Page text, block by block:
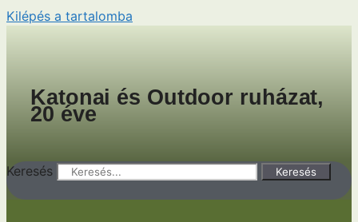
Kilépés a tartalomba
Katonai és Outdoor ruházat,
20 éve
Keresés Keresés